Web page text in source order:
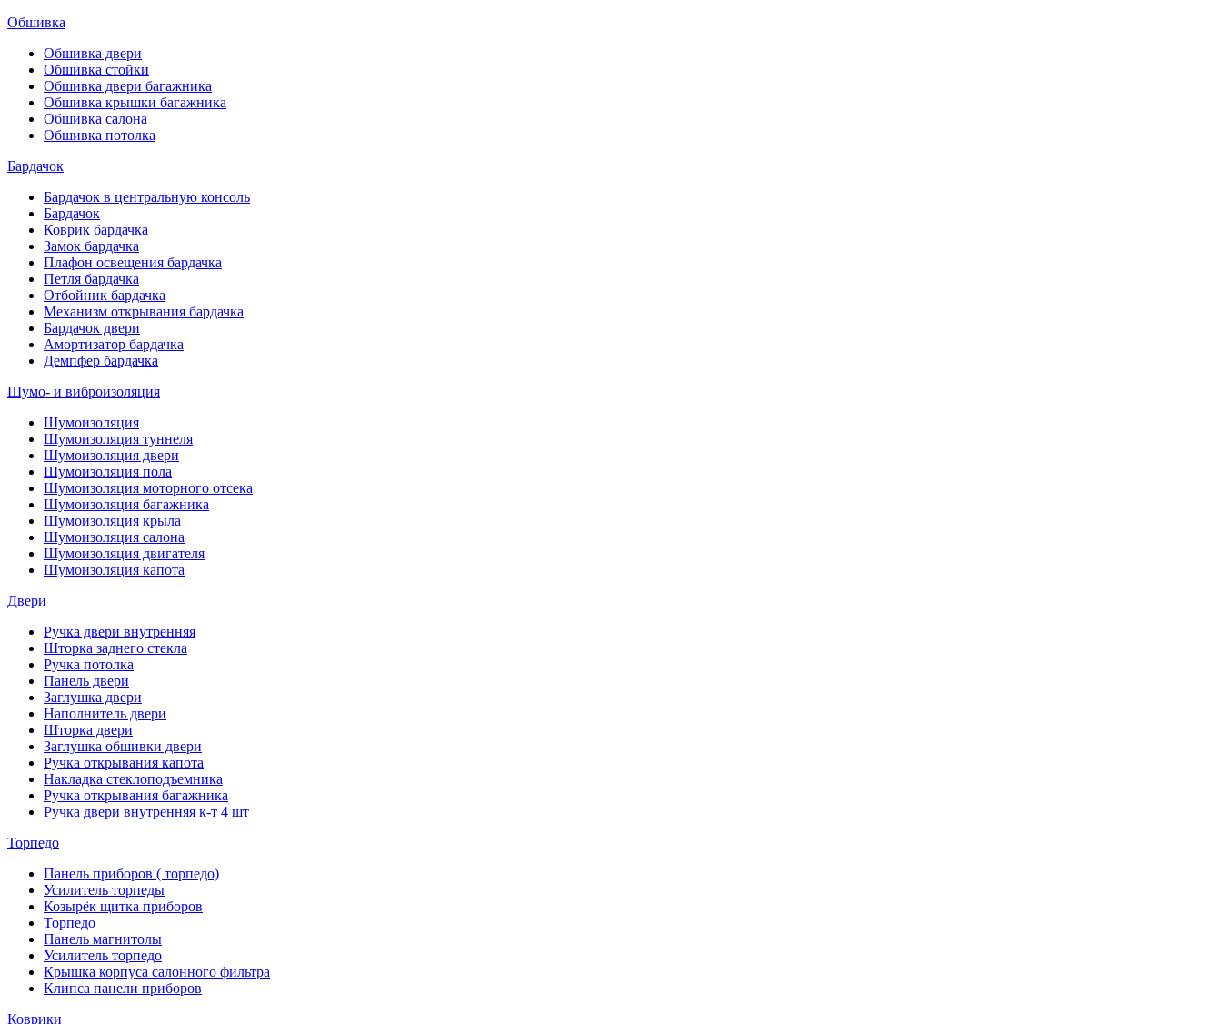
Обшивка
Обшивка двери
Обшивка стойки
Обшивка двери багажника
Обшивка крышки багажника
Обшивка салона
Обшивка потолка
Бардачок
Бардачок в центральную консоль
Бардачок
Коврик бардачка
Замок бардачка
Плафон освещения бардачка
Петля бардачка
Отбойник бардачка
Механизм открывания бардачка
Бардачок двери
Амортизатор бардачка
Демпфер бардачка
Шумо- и виброизоляция
Шумоизоляция
Шумоизоляция туннеля
Шумоизоляция двери
Шумоизоляция пола
Шумоизоляция моторного отсека
Шумоизоляция багажника
Шумоизоляция крыла
Шумоизоляция салона
Шумоизоляция двигателя
Шумоизоляция капота
Двери
Ручка двери внутренняя
Шторка заднего стекла
Ручка потолка
Панель двери
Заглушка двери
Наполнитель двери
Шторка двери
Заглушка обшивки двери
Ручка открывания капота
Накладка стеклоподъемника
Ручка открывания багажника
Ручка двери внутренняя к-т 4 шт
Торпедо
Панель приборов ( торпедо)
Усилитель торпеды
Козырёк щитка приборов
Торпедо
Панель магнитолы
Усилитель торпедо
Крышка корпуса салонного фильтра
Клипса панели приборов
Коврики